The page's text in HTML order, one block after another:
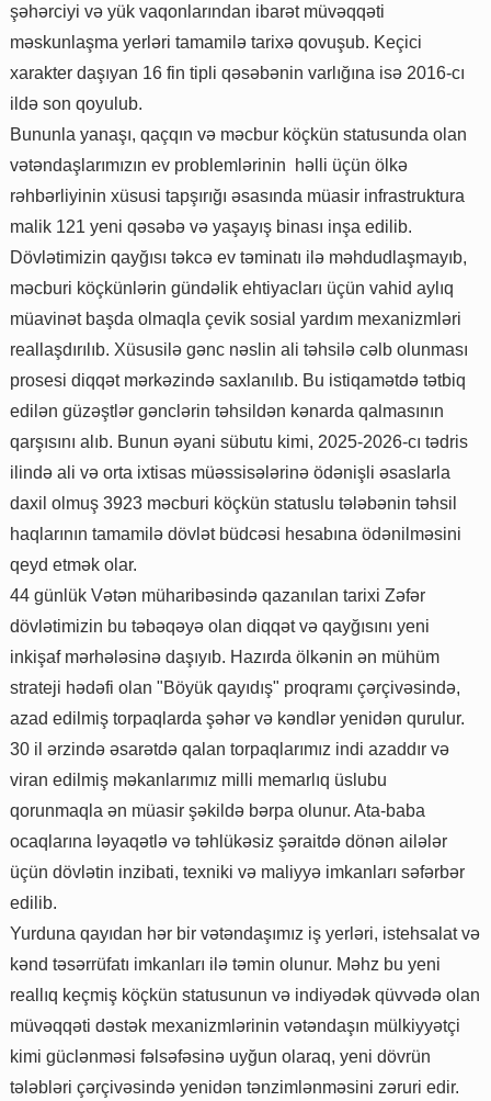
şəhərciyi və yük vaqonlarından ibarət müvəqqəti
məskunlaşma yerləri tamamilə tarixə qovuşub. Keçici
xarakter daşıyan 16 fin tipli qəsəbənin varlığına isə 2016-cı
ildə son qoyulub.
Bununla yanaşı, qaçqın və məcbur köçkün statusunda olan
vətəndaşlarımızın ev problemlərinin həlli üçün ölkə
rəhbərliyinin xüsusi tapşırığı əsasında müasir infrastruktura
malik 121 yeni qəsəbə və yaşayış binası inşa edilib.
Dövlətimizin qayğısı təkcə ev təminatı ilə məhdudlaşmayıb,
məcburi köçkünlərin gündəlik ehtiyacları üçün vahid aylıq
müavinət başda olmaqla çevik sosial yardım mexanizmləri
reallaşdırılıb. Xüsusilə gənc nəslin ali təhsilə cəlb olunması
prosesi diqqət mərkəzində saxlanılıb. Bu istiqamətdə tətbiq
edilən güzəştlər gənclərin təhsildən kənarda qalmasının
qarşısını alıb. Bunun əyani sübutu kimi, 2025-2026-cı tədris
ilində ali və orta ixtisas müəssisələrinə ödənişli əsaslarla
daxil olmuş 3923 məcburi köçkün statuslu tələbənin təhsil
haqlarının tamamilə dövlət büdcəsi hesabına ödənilməsini
qeyd etmək olar.
44 günlük Vətən müharibəsində qazanılan tarixi Zəfər
dövlətimizin bu təbəqəyə olan diqqət və qayğısını yeni
inkişaf mərhələsinə daşıyıb. Hazırda ölkənin ən mühüm
strateji hədəfi olan "Böyük qayıdış" proqramı çərçivəsində,
azad edilmiş torpaqlarda şəhər və kəndlər yenidən qurulur.
30 il ərzində əsarətdə qalan torpaqlarımız indi azaddır və
viran edilmiş məkanlarımız milli memarlıq üslubu
qorunmaqla ən müasir şəkildə bərpa olunur. Ata-baba
ocaqlarına ləyaqətlə və təhlükəsiz şəraitdə dönən ailələr
üçün dövlətin inzibati, texniki və maliyyə imkanları səfərbər
edilib.
Yurduna qayıdan hər bir vətəndaşımız iş yerləri, istehsalat və
kənd təsərrüfatı imkanları ilə təmin olunur. Məhz bu yeni
reallıq keçmiş köçkün statusunun və indiyədək qüvvədə olan
müvəqqəti dəstək mexanizmlərinin vətəndaşın mülkiyyətçi
kimi güclənməsi fəlsəfəsinə uyğun olaraq, yeni dövrün
tələbləri çərçivəsində yenidən tənzimlənməsini zəruri edir.